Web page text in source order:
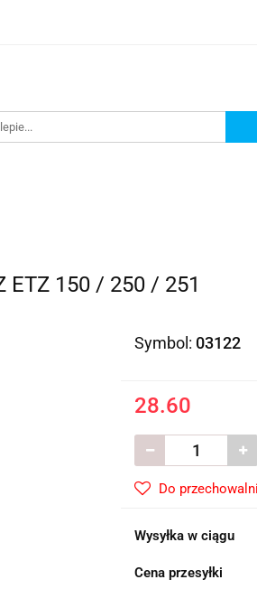
ETZ 150 / 250 / 251
Symbol: 03122
28.60
Do
Wysyłka w ciągu
Cena przesyłki